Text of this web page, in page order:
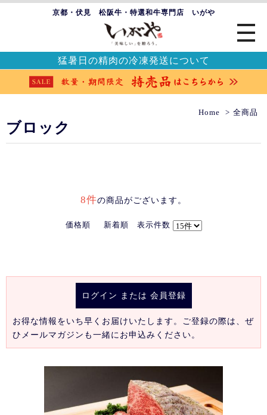
京都・伏見 松阪牛・特選和牛専門店 いがや
猛暑日の精肉の冷凍発送について
Home 全商品
ブロック
8件の商品がございます。
価格順 新着順 表示件数
ログイン または 会員登録
お得な情報をいち早くお届けいたします。ご登録の際は、ぜ
ひメールマガジンも一緒にお申込みください。